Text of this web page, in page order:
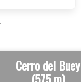
Cerro del Buey